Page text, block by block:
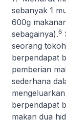
sebanyak 1
600g
sebagainya).6
seorang
berpendapat
pemberian
sederhana
berpendapat
makan dua